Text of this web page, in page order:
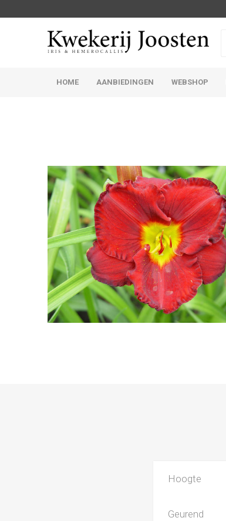
HOME AANBIEDINGEN WEBSHOP
Hoogte
Geurend